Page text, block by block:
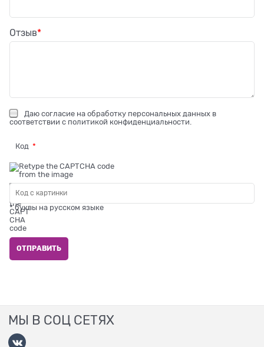
Отзыв
Даю согласие на обработку персональных данных в
соответствии с политикой конфиденциальности
Код
* буквы на русском языке
МЫ В СОЦ СЕТЯХ